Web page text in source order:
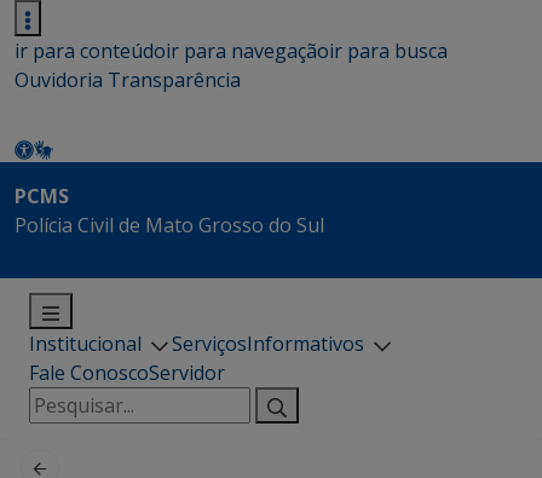
ir para conteúdoir para navegaçãoir para busca
Ouvidoria Transparência
PCMS
Polícia Civil de Mato Grosso do Sul
Institucional ServiçosInformativos
Fale ConoscoServidor
Pesquisar
por: